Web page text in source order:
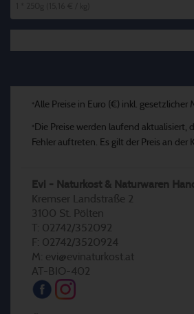
*Alle Preise in Euro (€) inkl. gesetzlicher
* Die Preise werden laufend aktualisiert,
Fehler auftreten. Es gilt der Preis an der
Evi - Naturkost & Naturwaren
Kremser Landstraße 2
3100 St. Pölten
T: 02742/352092
F: 02742/3520924
M: evi@evinaturkost.at
AT-BIO-402